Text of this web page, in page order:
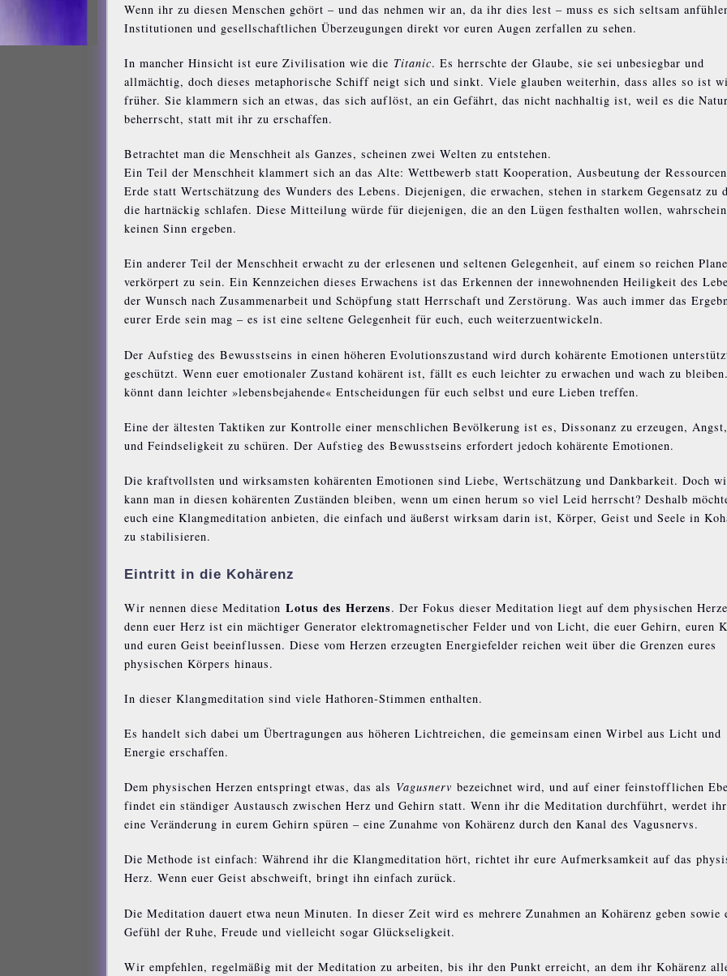
Wenn ihr zu diesen Menschen gehört – und das nehmen wir an, da ihr dies lest – muss es sich seltsam
Institutionen und gesellschaftlichen Überzeugungen direkt vor euren Augen zerfallen zu sehen.
In mancher Hinsicht ist eure Zivilisation wie die Titanic. Es herrschte der Glaube, sie sei unbesiegbar und
allmächtig, doch dieses metaphorische Schiff neigt sich und sinkt. Viele glauben weiterhin, dass alles so ist
früher. Sie klammern sich an etwas, das sich auflöst, an ein Gefährt, das nicht nachhaltig ist, weil es die Natur
beherrscht, statt mit ihr zu erschaffen.
Betrachtet man die Menschheit als Ganzes, scheinen zwei Welten zu entstehen.
Ein Teil der Menschheit klammert sich an das Alte: Wettbewerb statt Kooperation, Ausbeutung der
Erde statt Wertschätzung des Wunders des Lebens. Diejenigen, die erwachen, stehen in starkem Gegensatz zu
die hartnäckig schlafen. Diese Mitteilung würde für diejenigen, die an den Lügen festhalten wollen,
keinen Sinn ergeben.
Ein anderer Teil der Menschheit erwacht zu der erlesenen und seltenen Gelegenheit, auf einem so reichen
verkörpert zu sein. Ein Kennzeichen dieses Erwachens ist das Erkennen der innewohnenden Heiligkeit des
der Wunsch nach Zusammenarbeit und Schöpfung statt Herrschaft und Zerstörung. Was auch immer das
eurer Erde sein mag – es ist eine seltene Gelegenheit für euch, euch weiterzuentwickeln.
Der Aufstieg des Bewusstseins in einen höheren Evolutionszustand wird durch kohärente Emotionen
geschützt. Wenn euer emotionaler Zustand kohärent ist, fällt es euch leichter zu erwachen und wach zu
könnt dann leichter »lebensbejahende« Entscheidungen für euch selbst und eure Lieben treffen.
Eine der ältesten Taktiken zur Kontrolle einer menschlichen Bevölkerung ist es, Dissonanz zu erzeugen,
und Feindseligkeit zu schüren. Der Aufstieg des Bewusstseins erfordert jedoch kohärente Emotionen.
Die kraftvollsten und wirksamsten kohärenten Emotionen sind Liebe, Wertschätzung und Dankbarkeit. Doch
kann man in diesen kohärenten Zuständen bleiben, wenn um einen herum so viel Leid herrscht? Deshalb
euch eine Klangmeditation anbieten, die einfach und äußerst wirksam darin ist, Körper, Geist und Seele in
zu stabilisieren.
Eintritt in die Kohärenz
Wir nennen diese Meditation Lotus des Herzens. Der Fokus dieser Meditation liegt auf dem physischen
denn euer Herz ist ein mächtiger Generator elektromagnetischer Felder und von Licht, die euer Gehirn, euren
und euren Geist beeinflussen. Diese vom Herzen erzeugten Energiefelder reichen weit über die Grenzen eures
physischen Körpers hinaus.
In dieser Klangmeditation sind viele Hathoren-Stimmen enthalten.
Es handelt sich dabei um Übertragungen aus höheren Lichtreichen, die gemeinsam einen Wirbel aus Licht und
Energie erschaffen.
Dem physischen Herzen entspringt etwas, das als Vagusnerv bezeichnet wird, und auf einer feinstofflichen
findet ein ständiger Austausch zwischen Herz und Gehirn statt. Wenn ihr die Meditation durchführt, werdet
eine Veränderung in eurem Gehirn spüren – eine Zunahme von Kohärenz durch den Kanal des Vagusnervs.
Die Methode ist einfach: Während ihr die Klangmeditation hört, richtet ihr eure Aufmerksamkeit auf das
Herz. Wenn euer Geist abschweift, bringt ihn einfach zurück.
Die Meditation dauert etwa neun Minuten. In dieser Zeit wird es mehrere Zunahmen an Kohärenz geben sowie
Gefühl der Ruhe, Freude und vielleicht sogar Glückseligkeit.
Wir empfehlen, regelmäßig mit der Meditation zu arbeiten, bis ihr den Punkt erreicht, an dem ihr Kohärenz